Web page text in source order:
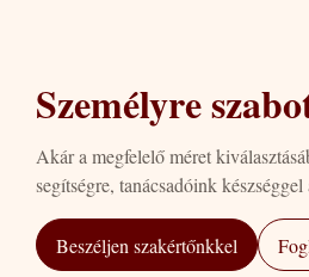
Személyre
Akár a megfelelő méret
segítségre, tanácsadóink
Beszéljen szakértőnkkel